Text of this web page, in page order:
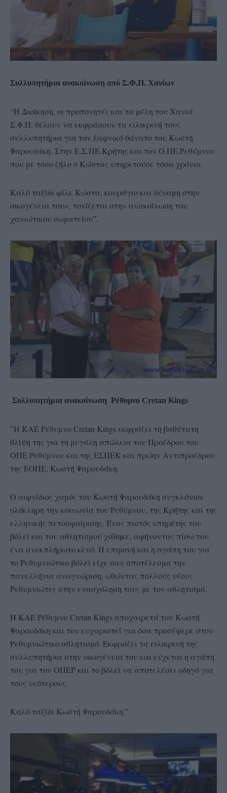
Συλλυπητήρια ανακοίνωση από Σ.Φ.Π. Χανίων
“Η Διοίκηση, οι προπονητές και τα μέλη του Χανιά
Σ.Φ.Π. θέλουν να εκφράσουν τα ειλικρινή τους
συλλυπητήρια για τον ξαφνικό θάνατο του Κωστή
Ψαρουδάκη. Στην Ε.Σ.ΠΕ.Κρήτης και τον Ο.ΠΕ.Ρεθύμνου
που με τόσο ζήλο ο Κώστας υπηρετούσε τόσα χρόνια.
Καλό ταξίδι φίλε Κώστα, κουράγιο και δύναμη στην
οικογένεια του», τονίζεται στην ανακοίνωση του
χανιώτικου σωματείου”.
Συλλυπητήρια ανακοίνωση Ρέθυμνο Cretan Kings
”Η ΚΑΕ Ρέθυμνο Cretan Kings εκφράζει τη βαθύτατη
θλίψη της για τη μεγάλη απώλεια του Προέδρου του
ΟΠΕ Ρεθύμνου και της ΕΣΠΕΚ και πρώην Αντιπροέδρου
της ΕΟΠΕ, Κωστή Ψαρουδάκη.
Ο αιφνίδιος χαμός του Κωστή Ψαρουδάκη συγκλόνισε
ολόκληρη την κοινωνία του Ρεθύμνου, της Κρήτης και της
ελληνικής πετοσφαίρισης. Ένας πιστός υπηρέτης του
βόλεϊ και του αθλητισμού χάθηκε, αφήνοντας πίσω του
ένα ανεκπλήρωτο κενό. Η επιμονή και η αγάπη του για
το Ρεθυμνιώτικο βόλεϊ είχε σαν αποτέλεσμα την
πανελλήνια αναγνώριση, ωθώντας πολλούς νέους
Ρεθυμνιώτες στην ενασχόληση τους με τον αθλητισμό.
Η ΚΑΕ Ρέθυμνο Cretan Kings αποχαιρετά τον Κωστή
Ψαρουδάκη και τον ευχαριστεί για όσα προσέφερε στον
Ρεθυμνιώτικο αθλητισμό. Εκφράζει τα ειλικρινή της
συλλυπητήρια στην οικογένεια του και εύχεται η αγάπη
του για τον ΟΠΕΡ και το βόλεϊ να αποτελέσει οδηγό για
τους νεότερους.
Καλό ταξίδι Κωστή Ψαρουδάκη.”